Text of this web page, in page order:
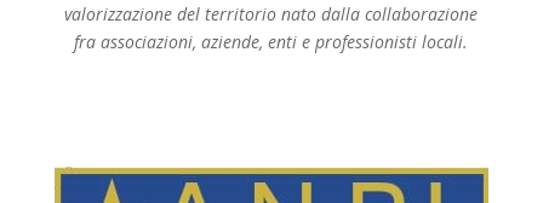
valorizzazione del territorio nato dalla collaborazione
fra associazioni, aziende, enti e professionisti locali.